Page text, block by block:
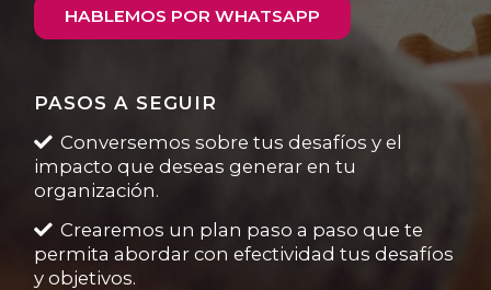
HABLEMOS POR WHATSAPP
PASOS A SEGUIR
Conversemos sobre tus desafíos y el
impacto que deseas generar en tu
organización.
Crearemos un plan paso a paso que te
permita abordar con efectividad tus desafíos
y objetivos.